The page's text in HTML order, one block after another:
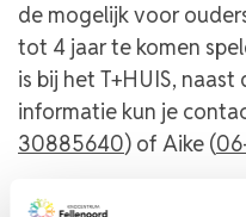
de mogelijk voor
tot 4 jaar te komen
is bij het T+HUIS,
informatie kun je
30885640) of Aike (